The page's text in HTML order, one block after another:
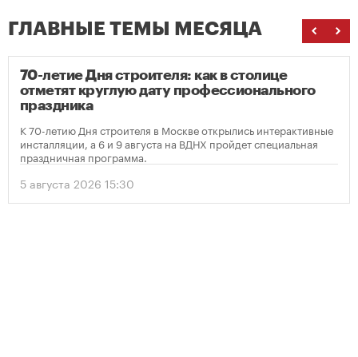
ГЛАВНЫЕ ТЕМЫ МЕСЯЦА
70-летие Дня строителя: как в столице
отметят круглую дату профессионального
праздника
К 70-летию Дня строителя в Москве открылись интерактивные
инсталляции, а 6 и 9 августа на ВДНХ пройдет специальная
праздничная программа.
5 августа 2026 15:30